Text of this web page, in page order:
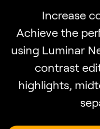
Increase
Achieve the
using Luminar
contrast
highlights,